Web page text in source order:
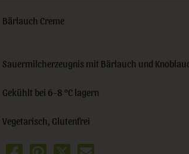
Bärlauch Creme
Sauermilcherzeugnis mit Bärlauch und
Gekühlt bei 6-8 °C lagern
Vegetarisch, Glutenfrei